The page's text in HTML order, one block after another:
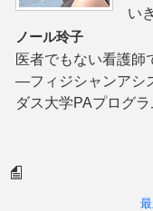
い
ノール玲子
医者でもない看護師
—フィジシャンアシ
ダス大学PAプログ